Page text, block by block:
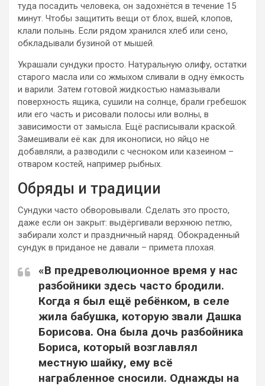
туда посадить человека, он задохнётся в течение 15
минут. Чтобы защитить вещи от блох, вшей, клопов,
клали полынь. Если рядом хранился хлеб или сено,
обкладывали бузиной от мышей.
Украшали сундуки просто. Натуральную олифу, остатки
старого масла или со жмыхом сливали в одну ёмкость
и варили. Затем готовой жидкостью намазывали
поверхность ящика, сушили на солнце, брали гребешок
или его часть и рисовали полосы или волны, в
зависимости от замысла. Ещё расписывали краской.
Замешивали её как для иконописи, но яйцо не
добавляли, а разводили с чесноком или казеином –
отваром костей, например рыбных.
Обряды и традиции
Сундуки часто обворовывали. Сделать это просто,
даже если он закрыт: выдёргивали верхнюю петлю,
забирали холст и праздничный наряд. Обокраденный
сундук в приданое не давали – примета плохая.
«В предреволюционное время у нас
разбойники здесь часто бродили.
Когда я был ещё ребёнком, в селе
жила бабушка, которую звали Дашка
Борисова. Она была дочь разбойника
Бориса, который возглавлял
местную шайку, ему всё
награбленное сносили. Однажды на